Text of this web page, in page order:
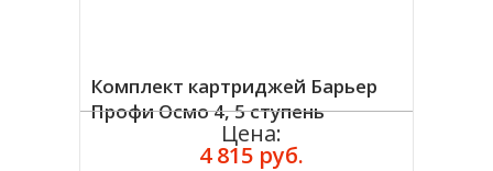
Комплект картриджей Барьер
Профи Осмо 4, 5 ступень
Цена:
4 815 руб.